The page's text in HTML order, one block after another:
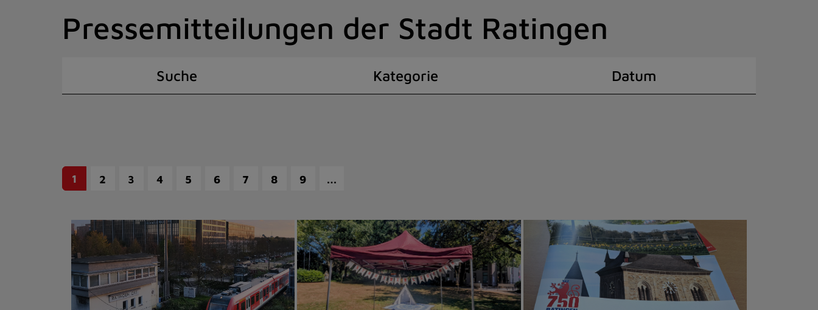
Pressemitteilungen der Stadt Ratingen
Suche Kategorie Datum
1 2 3 4 5 6 7 8 9 …